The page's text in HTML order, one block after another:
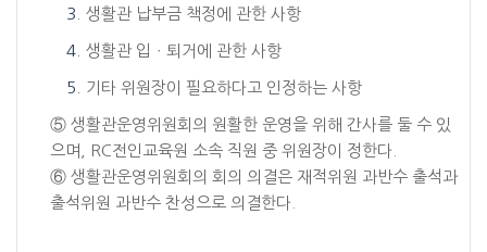
생활관 납부금 책정에 관한 사항
생활관 입ㆍ퇴거에 관한 사항
기타 위원장이 필요하다고 인정하는 사항
⑤ 생활관운영위원회의 원활한 운영을 위해 간사를 둘 수 있
으며, RC전인교육원 소속 직원 중 위원장이 정한다.
⑥ 생활관운영위원회의 회의 의결은 재적위원 과반수 출석과
출석위원 과반수 찬성으로 의결한다.